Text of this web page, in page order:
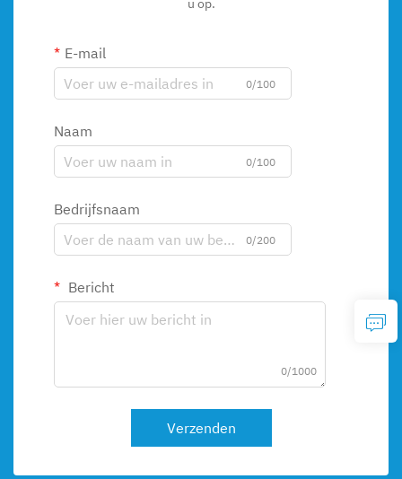
u op.
E-mail
0/100
Naam
0/100
Bedrijfsnaam
0/200
Bericht
0/1000
Verzenden